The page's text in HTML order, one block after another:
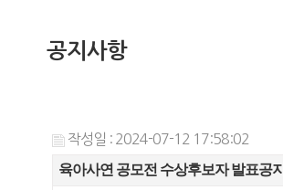
공지사항
작성일 : 2024-07-12 17:58:02
육아사연 공모전 수상후보자 발표공지